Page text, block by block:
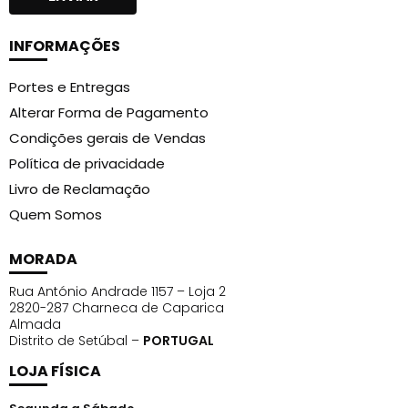
INFORMAÇÕES
Portes e Entregas
Alterar Forma de Pagamento
Condições gerais de Vendas
Política de privacidade
Livro de Reclamação
Quem Somos
MORADA
Rua António Andrade 1157 – Loja 2
2820-287 Charneca de Caparica
Almada
Distrito de Setúbal – PORTUGAL
LOJA FÍSICA